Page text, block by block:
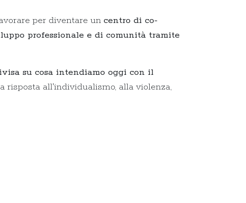
per diventare un centro di co-
professionale e di comunità tramite
su cosa intendiamo oggi con il
risposta all'individualismo, alla violenza,